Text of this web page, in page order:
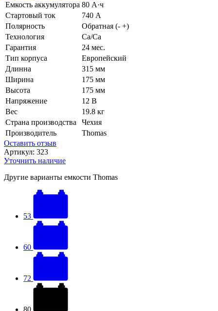
Емкость аккумулятора 80 А·ч
Стартовый ток
740 А
Полярность
Обратная (- +)
Технология
Ca/Ca
Гарантия
24 мес.
Тип корпуса
Европейский
Длинна
315 мм
Ширина
175 мм
Высота
175 мм
Напряжение
12 В
Вес
19.8 кг
Страна производства
Чехия
Производитель
Thomas
Оставить отзыв
Артикул: 323
Уточнить наличие
Другие варианты емкости Thomas
53
60
72